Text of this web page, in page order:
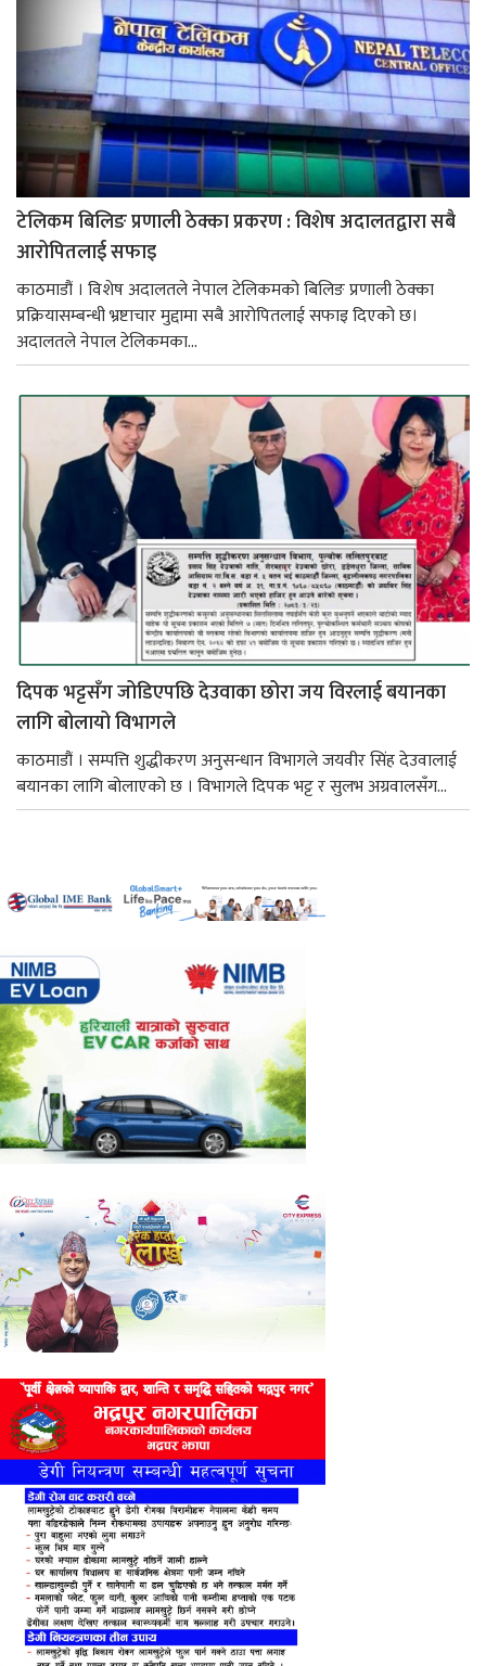
टेलिकम बिलिङ प्रणाली ठेक्का प्रकरण : विशेष अदालतद्वारा सबै
आरोपितलाई सफाइ
काठमाडौं । विशेष अदालतले नेपाल टेलिकमको बिलिङ प्रणाली ठेक्का
प्रक्रियासम्बन्धी भ्रष्टाचार मुद्दामा सबै आरोपितलाई सफाइ दिएको छ।
अदालतले नेपाल टेलिकमका...
दिपक भट्टसँग जोडिएपछि देउवाका छोरा जय विरलाई बयानका
लागि बोलायो विभागले
काठमाडौं । सम्पत्ति शुद्धीकरण अनुसन्धान विभागले जयवीर सिंह देउवालाई
बयानका लागि बोलाएको छ । विभागले दिपक भट्ट र सुलभ अग्रवालसँग...